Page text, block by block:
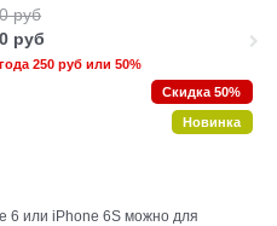
руб
руб
250 рубили 50%
Скидка 50%
Новинка
6 или iPhone 6S можно для